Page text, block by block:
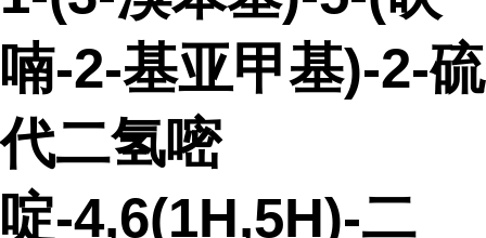
喃-2-基亚甲基)-2-硫
代二氢嘧
啶-4,6(1H,5H)-二